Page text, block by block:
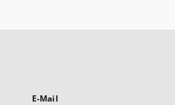
E-Mail